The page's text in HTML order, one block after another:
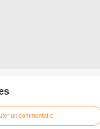
un commentaire